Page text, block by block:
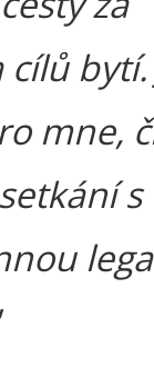
bytí.
mne,